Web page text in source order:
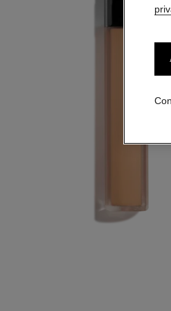
CHANEL - Vista por defecto
CHANEL - Vista alternativa 1
CHANEL - Vista de la textura básica
CHANEL -
CHANEL -